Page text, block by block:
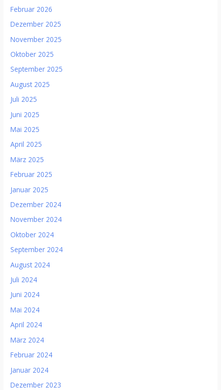
Februar 2026
Dezember 2025
November 2025
Oktober 2025
September 2025
August 2025
Juli 2025
Juni 2025
Mai 2025
April 2025
März 2025
Februar 2025
Januar 2025
Dezember 2024
November 2024
Oktober 2024
September 2024
August 2024
Juli 2024
Juni 2024
Mai 2024
April 2024
März 2024
Februar 2024
Januar 2024
Dezember 2023